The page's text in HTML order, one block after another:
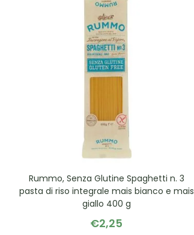
Rummo, Senza Glutine Spaghetti n. 3
pasta di riso integrale mais bianco e mais
giallo 400 g
€2,25